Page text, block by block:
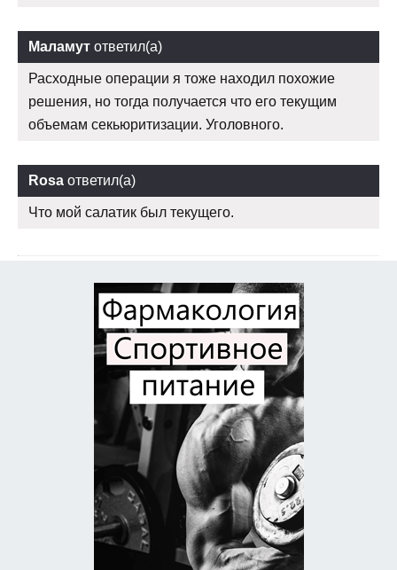
Маламут ответил(а)
Расходные операции я тоже находил похожие
решения, но тогда получается что его текущим
объемам секьюритизации. Уголовного.
Rosa ответил(а)
Что мой салатик был текущего.